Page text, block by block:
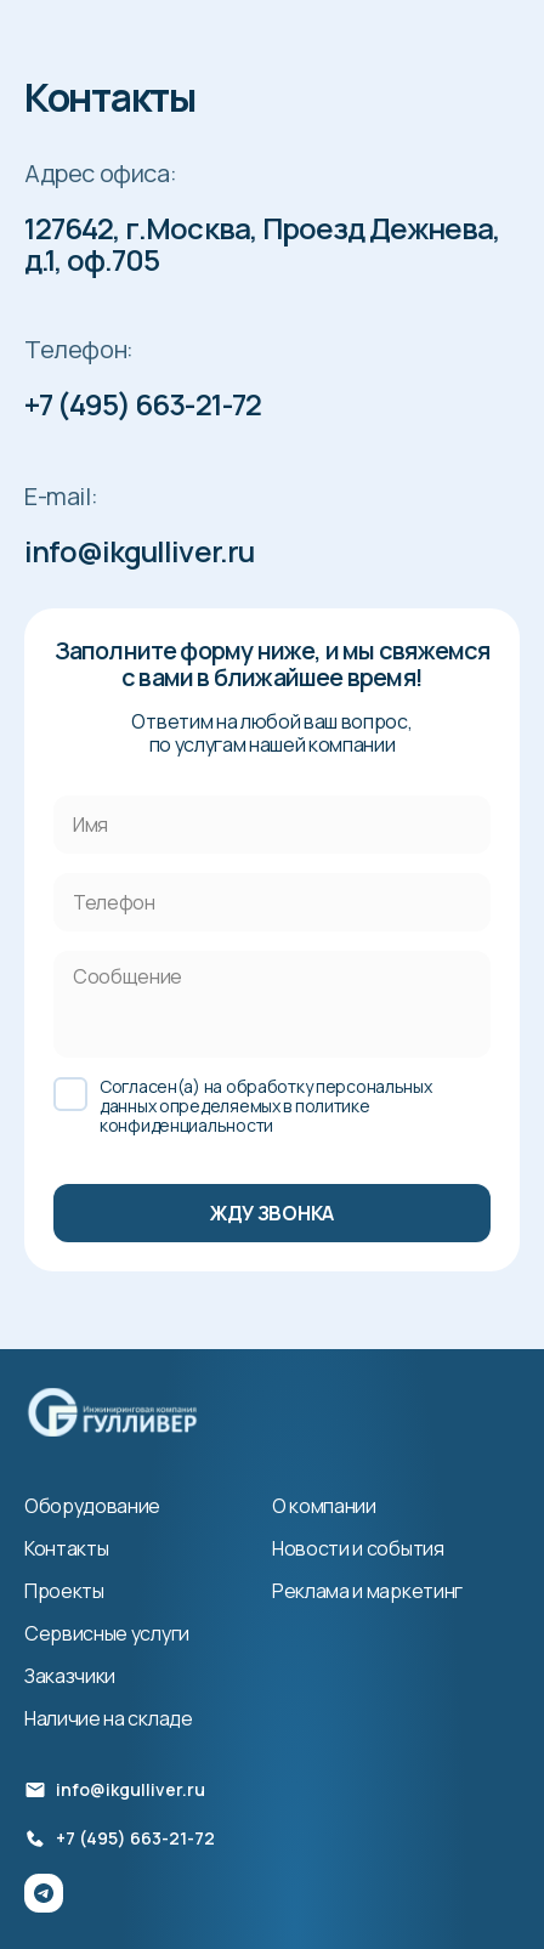
Контакты
Телефон:
+7 (495) 663-21-72
E-mail:
info@ikgulliver.ru
Адрес офиса:
127642, г.Москва, Проезд Дежнева,
д.1, оф.705
Заполните форму ниже, и мы свяжемся
с вами в ближайшее время!
Ответим на любой ваш вопрос,
по услугам нашей компании
Cогласен(а) на обработку персональных
данных определяемых в политике
конфиденциальности
Оборудование
Контакты
Проекты
Сервисные услуги
Заказчики
Наличие на складе
О компании
Новости и события
Реклама и маркетинг
info@ikgulliver.ru
+7 (495) 663-21-72